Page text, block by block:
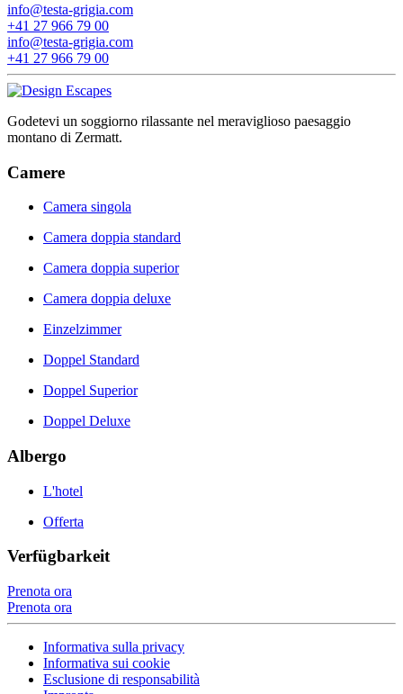
info@testa-grigia.com
+41 27 966 79 00
info@testa-grigia.com
+41 27 966 79 00
Godetevi un soggiorno rilassante nel meraviglioso paesaggio
montano di Zermatt.
Camere
Camera singola
Camera doppia standard
Camera doppia superior
Camera doppia deluxe
Einzelzimmer
Doppel Standard
Doppel Superior
Doppel Deluxe
Albergo
L'hotel
Offerta
Verfügbarkeit
Prenota ora
Prenota ora
Informativa sulla privacy
Informativa sui cookie
Esclusione di responsabilità